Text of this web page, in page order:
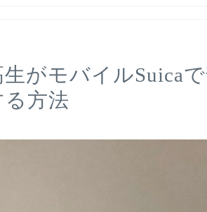
生がモバイルSuica
る方法